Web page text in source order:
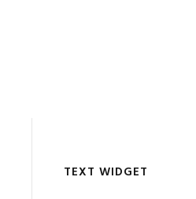
TEXT WIDGET